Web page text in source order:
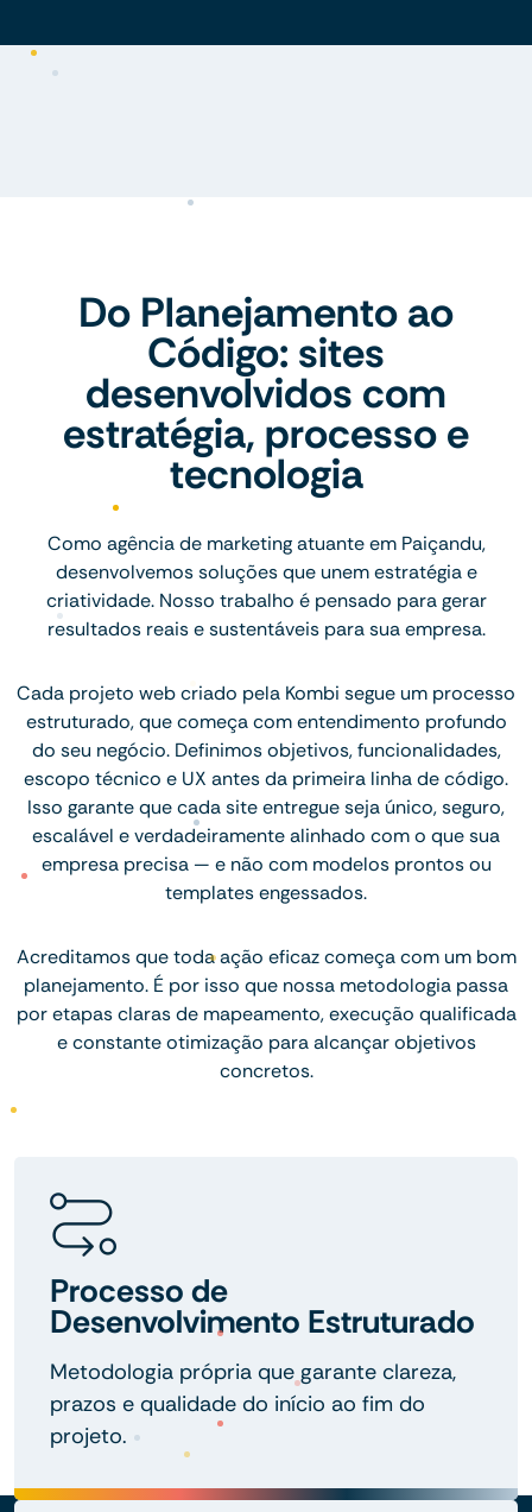
Do Planejamento ao
Código: sites
desenvolvidos com
estratégia, processo e
tecnologia
Como agência de marketing atuante em Paiçandu,
desenvolvemos soluções que unem estratégia e
criatividade. Nosso trabalho é pensado para gerar
resultados reais e sustentáveis para sua empresa.
Cada projeto web criado pela Kombi segue um processo
estruturado, que começa com entendimento profundo
do seu negócio. Definimos objetivos, funcionalidades,
escopo técnico e UX antes da primeira linha de código.
Isso garante que cada site entregue seja único, seguro,
escalável e verdadeiramente alinhado com o que sua
empresa precisa — e não com modelos prontos ou
templates engessados.
Acreditamos que toda ação eficaz começa com um bom
planejamento. É por isso que nossa metodologia passa
por etapas claras de mapeamento, execução qualificada
e constante otimização para alcançar objetivos
concretos.
Processo de
Desenvolvimento Estruturado
Metodologia própria que garante clareza,
prazos e qualidade do início ao fim do
projeto.